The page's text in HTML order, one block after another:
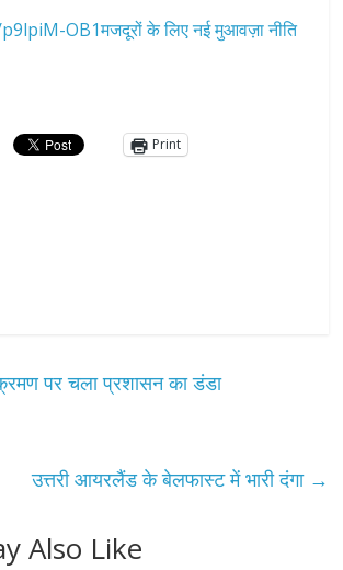
OB1मजदूरों के लिए नई मुआवज़ा नीति
Print
पर चला प्रशासन का डंडा
उत्तरी आयरलैंड के बेलफास्ट में भारी दंगा →
Also Like